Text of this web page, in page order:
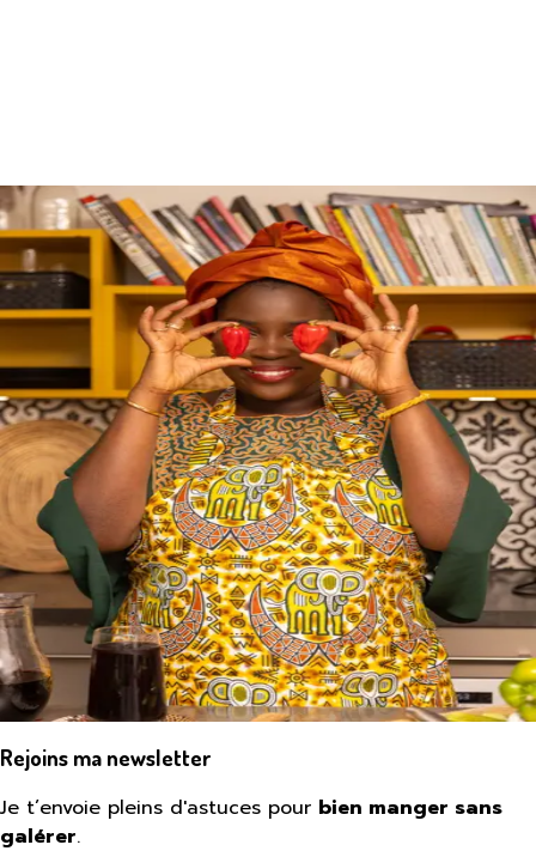
Rejoins ma newsletter
Je t’envoie pleins d'astuces pour bien manger sans
galérer.